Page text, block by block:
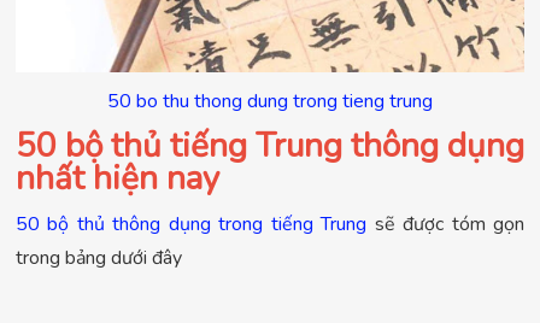
50 bo thu thong dung trong tieng trung
50 bộ thủ tiếng Trung thông dụng
nhất hiện nay
50 bộ thủ thông dụng trong tiếng Trung sẽ được tóm gọn
trong bảng dưới đây